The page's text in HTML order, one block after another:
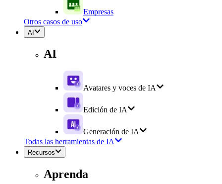
Empresas
Otros casos de uso
AI
AI
Avatares y voces de IA
Edición de IA
Generación de IA
Todas las herramientas de IA
Recursos
Aprenda